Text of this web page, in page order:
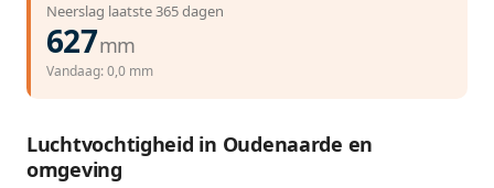
Neerslag laatste 365 dagen
627mm
Vandaag: 0,0 mm
Luchtvochtigheid in Oudenaarde en
omgeving